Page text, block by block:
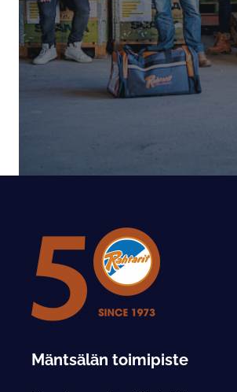
Mäntsälän toimipiste